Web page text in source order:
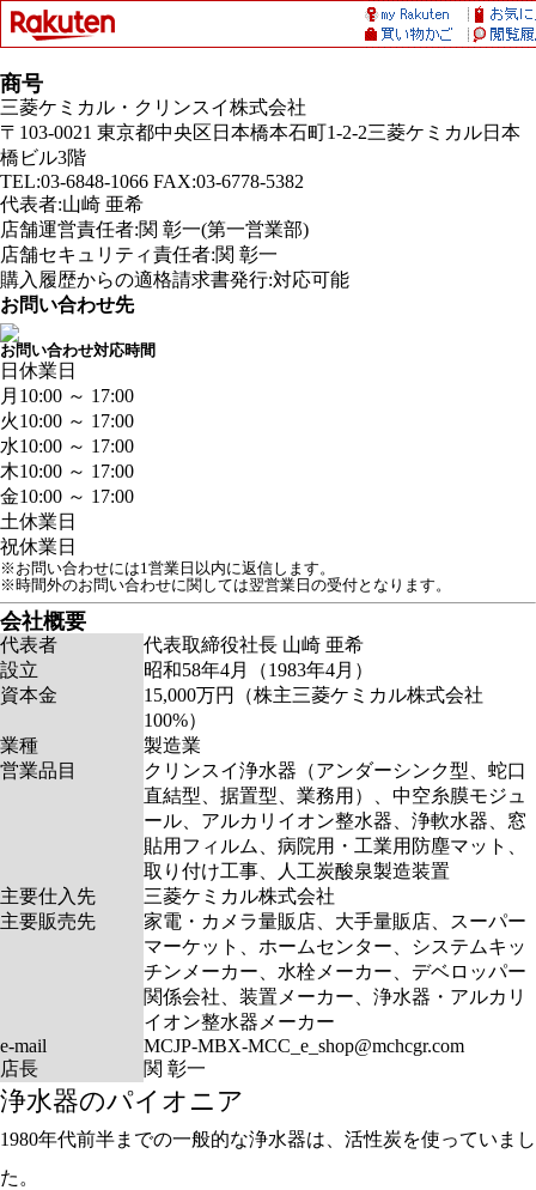
商号
三菱ケミカル・クリンスイ株式会社
〒103-0021 東京都中央区日本橋本石町1-2-2三菱ケミカル日本
橋ビル3階
TEL:03-6848-1066 FAX:03-6778-5382
代表者:山崎 亜希
店舗運営責任者:関 彰一(第一営業部)
店舗セキュリティ責任者:関 彰一
購入履歴からの適格請求書発行:対応可能
お問い合わせ先
お問い合わせ対応時間
日 休業日
月 10:00 ～ 17:00
火10:00 ～ 17:00
水10:00 ～ 17:00
木10:00 ～ 17:00
金10:00 ～ 17:00
土休業日
祝休業日
※お問い合わせには1営業日以内に返信します。
※時間外のお問い合わせに関しては翌営業日の受付となります。
会社概要
代表者
代表取締役社長 山崎 亜希
設立
昭和58年4月（1983年4月）
資本金
15,000万円（株主三菱ケミカル株式会社
100%）
業種
製造業
営業品目
クリンスイ浄水器（アンダーシンク型、蛇口
直結型、据置型、業務用）、中空糸膜モジュ
ール、アルカリイオン整水器、浄軟水器、窓
貼用フィルム、病院用・工業用防塵マット、
取り付け工事、人工炭酸泉製造装置
主要仕入先
三菱ケミカル株式会社
主要販売先
家電・カメラ量販店、大手量販店、スーパー
マーケット、ホームセンター、システムキッ
チンメーカー、水栓メーカー、デベロッパー
関係会社、装置メーカー、浄水器・アルカリ
イオン整水器メーカー
e-mail
MCJP-MBX-MCC_e_shop@mchcgr.com
店長
関 彰一
浄水器のパイオニア
1980年代前半までの一般的な浄水器は、活性炭を使っていまし
た。